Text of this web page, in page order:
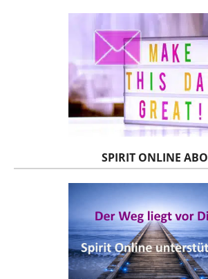
SPIRIT ONLINE ABO